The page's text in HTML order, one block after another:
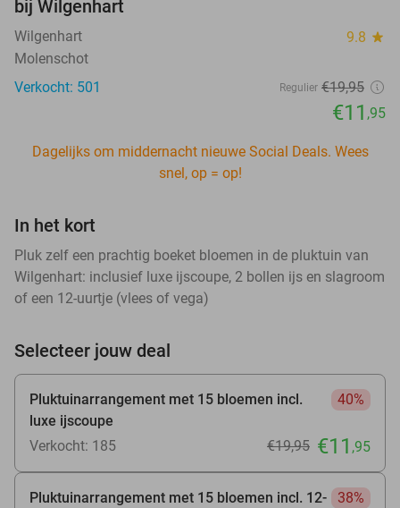
bij Wilgenhart
Wilgenhart 9.8 star
Molenschot
Verkocht: 501
Regulier €19,95
€11 ,95
Dagelijks om middernacht nieuwe Social Deals. Wees
snel, op = op!
In het kort
Pluk zelf een prachtig boeket bloemen in de pluktuin van
Wilgenhart: inclusief luxe ijscoupe, 2 bollen ijs en slagroom
of een 12-uurtje (vlees of vega)
Selecteer jouw deal
Pluktuinarrangement met 15 bloemen incl.
luxe ijscoupe
40%
Verkocht: 185 €19,95 €11 ,95
Pluktuinarrangement met 15 bloemen incl. 12-
38%